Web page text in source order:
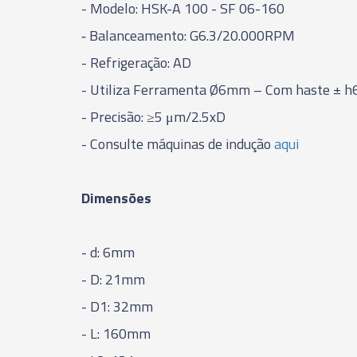
- Modelo: HSK-A 100 - SF 06-160
‑ Balanceamento: G6.3/20.000RPM
- Refrigeração: AD
- Utiliza Ferramenta Ø6mm – Com haste ±
- Precisão: ≥5 μm/2.5xD
- Consulte máquinas de induçãoaqui
Dimensões
- d: 6mm
- D: 21mm
- D1: 32mm
- L: 160mm